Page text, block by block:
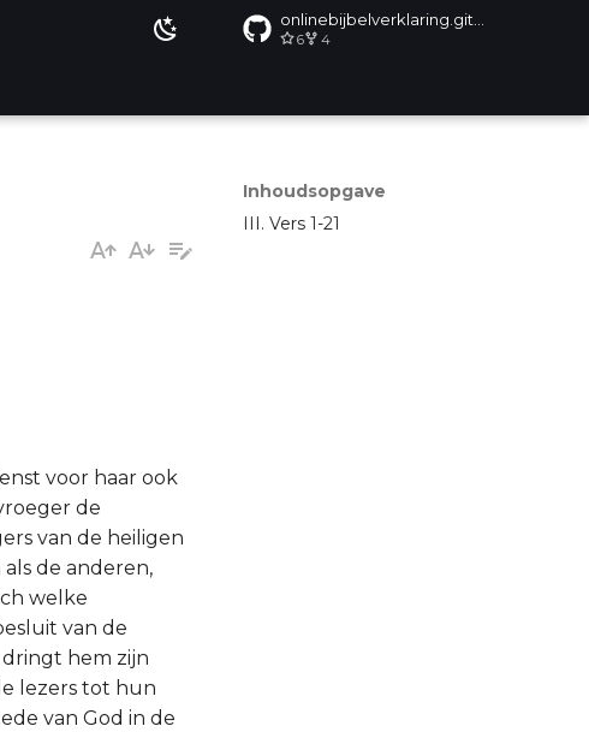
6 4
Inhoudsopgave
III. Vers 1-21
voor haar ook
de
van de heiligen
de anderen,
welke
van de
hem zijn
lezers tot hun
van God in de